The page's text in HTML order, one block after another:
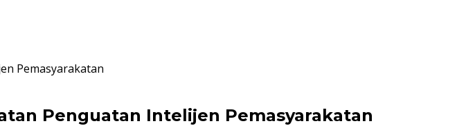
Pemasyarakatan
Penguatan Intelijen Pemasyarakatan